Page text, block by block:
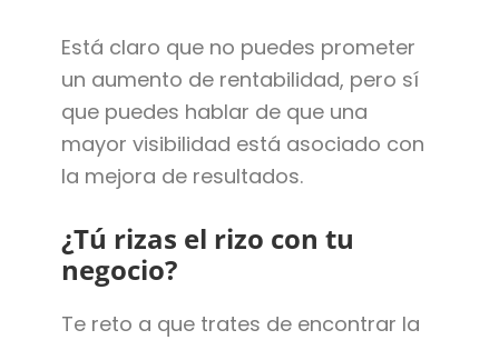
Está claro que no puedes prometer
un aumento de rentabilidad, pero sí
que puedes hablar de que una
mayor visibilidad está asociado con
la mejora de resultados.
¿Tú rizas el rizo con tu
negocio?
Te reto a que trates de encontrar la